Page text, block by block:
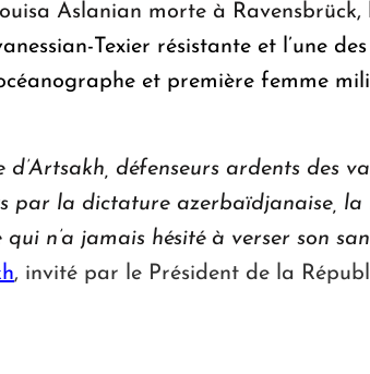
Aslanian morte à Ravensbrück,
Texier résistante et l’une
et première femme
défenseurs ardents des
par la dictature azerbaïdjanaise,
n’a jamais hésité à verser son
, invité par le Président de la